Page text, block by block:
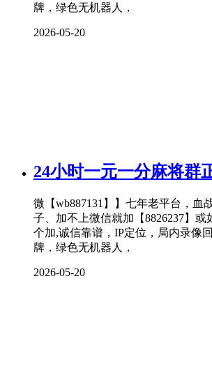
牌，绿色无机器人，
2026-05-20
24小时一元一分麻将群
微【wb887131】】七年老平台，血
子、加不上微信就加【8826237】或
个加,诚信靠谱，IP定位，局内录像
牌，绿色无机器人，
2026-05-20